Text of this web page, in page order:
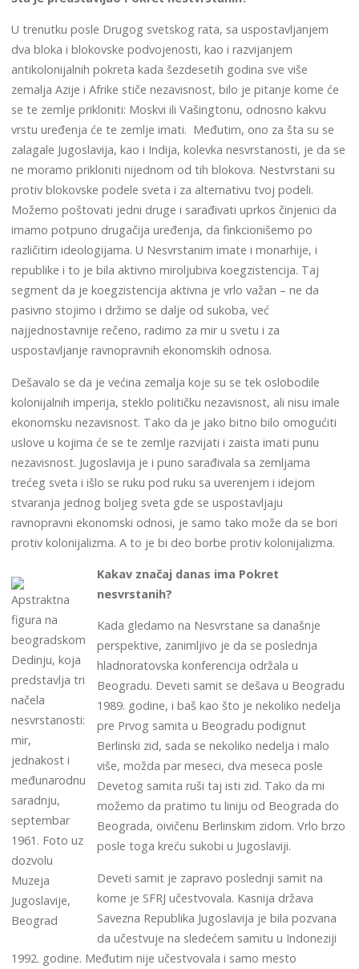
U trenutku posle Drugog svetskog rata, sa uspostavljanjem
dva bloka i blokovske podvojenosti, kao i razvijanjem
antikolonijalnih pokreta kada šezdesetih godina sve više
zemalja Azije i Afrike stiče nezavisnost, bilo je pitanje kome će
se te zemlje prikloniti: Moskvi ili Vašingtonu, odnosno kakvu
vrstu uređenja će te zemlje imati. Međutim, ono za šta su se
zalagale Jugoslavija, kao i Indija, kolevka nesvrstanosti, je da se
ne moramo prikloniti nijednom od tih blokova. Nestvrstani su
protiv blokovske podele sveta i za alternativu tvoj podeli.
Možemo poštovati jedni druge i sarađivati uprkos činjenici da
imamo potpuno drugačija uređenja, da finkcionišemo po
različitim ideologijama. U Nesvrstanim imate i monarhije, i
republike i to je bila aktivno miroljubiva koegzistencija. Taj
segment da je koegzistencija aktivna je vrlo važan – ne da
pasivno stojimo i držimo se dalje od sukoba, već
najjednostavnije rečeno, radimo za mir u svetu i za
uspostavljanje ravnopravnih ekonomskih odnosa.
Dešavalo se da je većina zemalja koje su se tek oslobodile
kolonijalnih imperija, steklo političku nezavisnost, ali nisu imale
ekonomsku nezavisnost. Tako da je jako bitno bilo omogućiti
uslove u kojima će se te zemlje razvijati i zaista imati punu
nezavisnost. Jugoslavija je i puno sarađivala sa zemljama
trećeg sveta i išlo se ruku pod ruku sa uverenjem i idejom
stvaranja jednog boljeg sveta gde se uspostavljaju
ravnopravni ekonomski odnosi, je samo tako može da se bori
protiv kolonijalizma. A to je bi deo borbe protiv kolonijalizma.
Apstraktna
figura na
beogradskom
Dedinju, koja
predstavlja tri
načela
nesvrstanosti:
mir,
jednakost i
međunarodnu
saradnju,
septembar
1961. Foto uz
dozvolu
Muzeja
Jugoslavije,
Beograd
Kakav značaj danas ima Pokret
nesvrstanih?
Kada gledamo na Nesvrstane sa današnje
perspektive, zanimljivo je da se poslednja
hladnoratovska konferencija održala u
Beogradu. Deveti samit se dešava u Beogradu
1989. godine, i baš kao što je nekoliko nedelja
pre Prvog samita u Beogradu podignut
Berlinski zid, sada se nekoliko nedelja i malo
više, možda par meseci, dva meseca posle
Devetog samita ruši taj isti zid. Tako da mi
možemo da pratimo tu liniju od Beograda do
Beograda, oivičenu Berlinskim zidom. Vrlo brzo
posle toga kreću sukobi u Jugoslaviji.
Deveti samit je zapravo poslednji samit na
kome je SFRJ učestvovala. Kasnija država
Savezna Republika Jugoslavija je bila pozvana
da učestvuje na sledećem samitu u Indoneziji
1992. godine. Međutim nije učestvovala i samo mesto